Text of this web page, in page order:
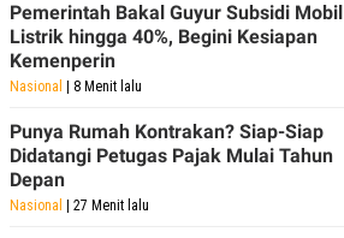
Pemerintah Bakal Guyur Subsidi Mobil
Listrik hingga 40%, Begini Kesiapan
Kemenperin
Nasional | 8 Menit lalu
Punya Rumah Kontrakan? Siap-Siap
Didatangi Petugas Pajak Mulai Tahun
Depan
Nasional | 27 Menit lalu